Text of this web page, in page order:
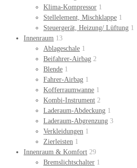
Klima-Kompressor 1
Stellelement, Mischklappe 1
Steuergerät, Heizung/ Lüftung 1
Innenraum 13
Ablageschale 1
Beifahrer-Airbag 2
Blende 1
Fahrer-Airbag 1
Kofferraumwanne 1
Kombi-Instrument 2
Laderaum-Abdeckung 1
Laderaum-Abgrenzung 3
Verkleidungen 1
Zierleisten 1
Innenraum & Komfort 29
Bremslichtschalter 1